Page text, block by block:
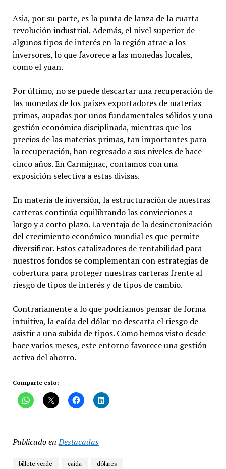
Asia, por su parte, es la punta de lanza de la cuarta
revolución industrial. Además, el nivel superior de
algunos tipos de interés en la región atrae a los
inversores, lo que favorece a las monedas locales,
como el yuan.
Por último, no se puede descartar una recuperación de
las monedas de los países exportadores de materias
primas, aupadas por unos fundamentales sólidos y una
gestión económica disciplinada, mientras que los
precios de las materias primas, tan importantes para
la recuperación, han regresado a sus niveles de hace
cinco años. En Carmignac, contamos con una
exposición selectiva a estas divisas.
En materia de inversión, la estructuración de nuestras
carteras continúa equilibrando las convicciones a
largo y a corto plazo. La ventaja de la desincronización
del crecimiento económico mundial es que permite
diversificar. Estos catalizadores de rentabilidad para
nuestros fondos se complementan con estrategias de
cobertura para proteger nuestras carteras frente al
riesgo de tipos de interés y de tipos de cambio.
Contrariamente a lo que podríamos pensar de forma
intuitiva, la caída del dólar no descarta el riesgo de
asistir a una subida de tipos. Como hemos visto desde
hace varios meses, este entorno favorece una gestión
activa del ahorro.
Comparte esto:
Publicado en Destacadas
billete verde caída dólares